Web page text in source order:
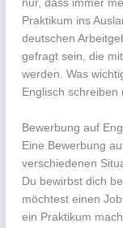
nur, dass immer
Praktikum ins
deutschen
gefragt sein, die
werden. Was
Englisch
Bewerbung auf
Eine Bewerbung
verschiedenen
Du bewirbst dich
möchtest einen
ein Praktikum